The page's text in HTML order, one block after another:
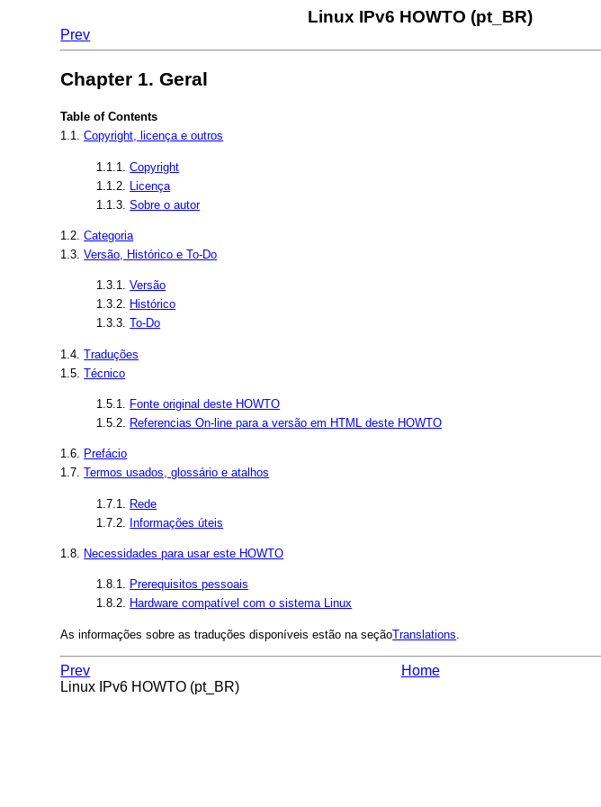
Linux IPv6 HOWTO (pt_BR)
Prev
Chapter 1. Geral
Table of Contents
1.1.Copyright, licença e outros
1.1.1.Copyright
1.1.2. Licença
1.1.3.Sobre o autor
1.2.Categoria
1.3.Versão, Histórico e To-Do
1.3.1.Versão
1.3.2. Histórico
1.3.3.To-Do
1.4.Traduções
1.5.Técnico
1.5.1.
Fonte original deste HOWTO
1.5.2.
Referencias On-line para a versão em HTML deste HOWTO
1.6. Prefácio
1.7.Termos usados, glossário e atalhos
1.7.1. Rede
1.7.2. Informações úteis
1.8. Necessidades para usar este HOWTO
1.8.1. Prerequisitos pessoais
1.8.2. Hardware compatível com o sistema Linux
As informações sobre as traduções disponíveis estão na seçãoTranslations
Prev Home
Linux IPv6 HOWTO (pt_BR)